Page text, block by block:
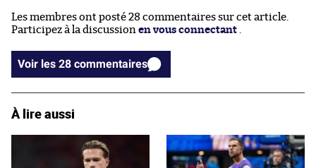
Les membres ont posté 28 commentaires sur cet article.
Participez à la discussion en vous connectant
Voir les 28 commentaires
À lire aussi